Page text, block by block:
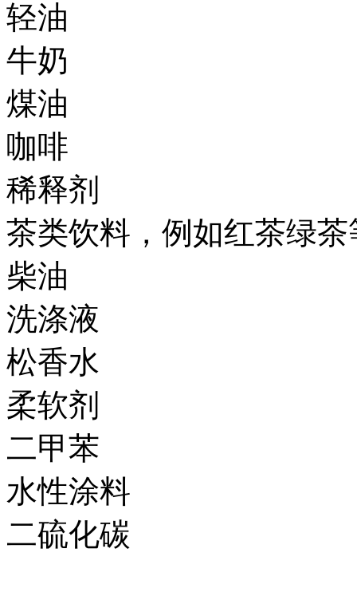
轻油
牛奶
煤油
咖啡
稀释剂
茶类饮料，例如红茶绿茶
柴油
洗涤液
松香水
柔软剂
二甲苯
水性涂料
二硫化碳